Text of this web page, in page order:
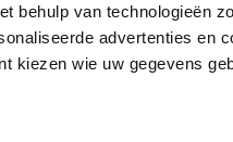
behulp van technologieën
advertenties en
kiezen wie uw gegevens
Waarom